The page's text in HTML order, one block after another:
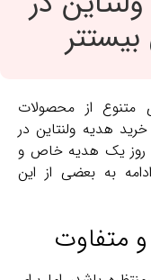
بیستتر
متنوع از محصولات
هدیه ولنتاین در
روز یک هدیه خاص و
به بعضی از این
متفاوت